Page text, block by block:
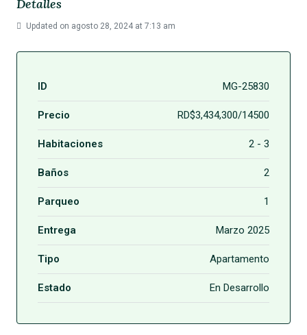
Detalles
Updated on agosto 28, 2024 at 7:13 am
ID MG-25830
Precio RD$3,434,300/14500
Habitaciones 2 - 3
Baños 2
Parqueo 1
Entrega Marzo 2025
Tipo Apartamento
Estado En Desarrollo